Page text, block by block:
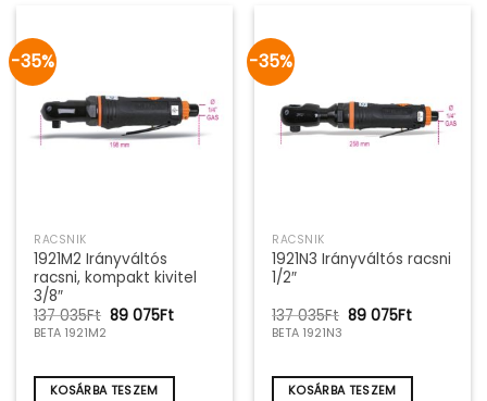
-35%
RACSNIK
1921M2 Irányváltós
racsni, kompakt kivitel
3/8″
137 035Ft Original
035Ft.
89 075FtCurrent
075Ft.
BETA 1921M2
KOSÁRBA TESZEM
-35%
RACSNIK
1921N3 Irányváltós racsni
1/2″
137 035Ft Original
035Ft.
89 075FtCurrent
075Ft.
BETA 1921N3
KOSÁRBA TESZEM